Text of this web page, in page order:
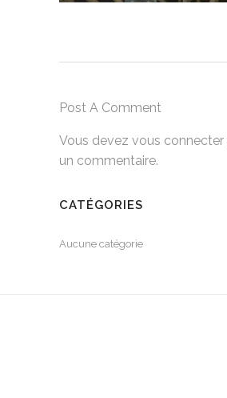
Post A Comment
Vous devez vous connecter
un commentaire.
CATÉGORIES
Aucune catégorie